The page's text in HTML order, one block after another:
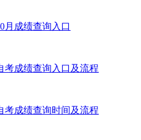
月成绩查询入口
考成绩查询入口及流程
考成绩查询时间及流程